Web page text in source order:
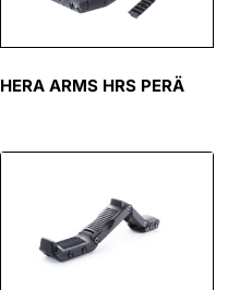
HERA ARMS HRS PERÄ